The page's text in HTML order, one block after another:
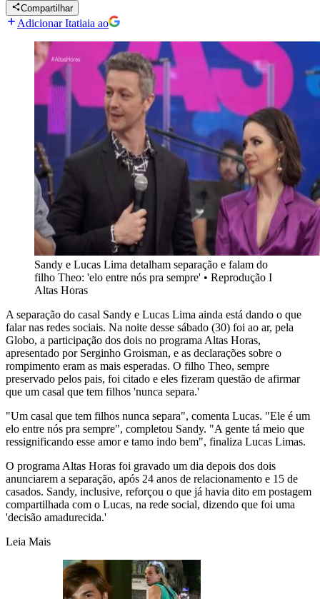
Compartilhar
Adicionar Itatiaia ao
Sandy e Lucas Lima detalham separação e falam do
filho Theo: 'elo entre nós pra sempre' • Reprodução I
Altas Horas
A separação do casal Sandy e Lucas Lima ainda está dando o que
falar nas redes sociais. Na noite desse sábado (30) foi ao ar, pela
Globo, a participação dos dois no programa Altas Horas,
apresentado por Serginho Groisman, e as declarações sobre o
rompimento eram as mais esperadas. O filho Theo, sempre
preservado pelos pais, foi citado e eles fizeram questão de afirmar
que um casal que tem filhos 'nunca separa.'
"Um casal que tem filhos nunca separa", comenta Lucas. "Ele é um
elo entre nós pra sempre", completou Sandy. "A gente tá meio que
ressignificando esse amor e tamo indo bem", finaliza Lucas Limas.
O programa Altas Horas foi gravado um dia depois dos dois
anunciarem a separação, após 24 anos de relacionamento e 15 de
casados. Sandy, inclusive, reforçou o que já havia dito em postagem
compartilhada com o Lucas, na rede social, dizendo que foi uma
'decisão amadurecida.'
Leia Mais